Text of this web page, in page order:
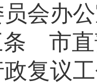
会办
市直
政复议